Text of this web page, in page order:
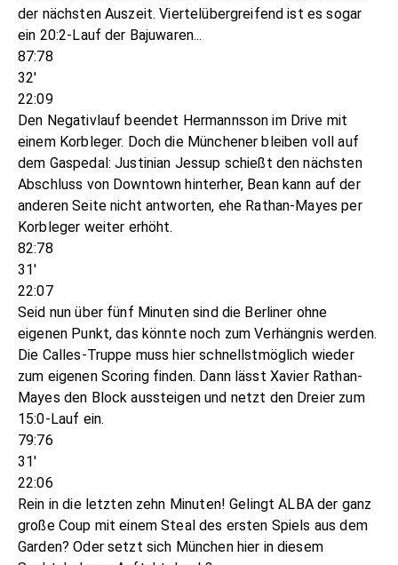
der nächsten Auszeit. Viertelübergreifend ist es sogar
ein 20:2-Lauf der Bajuwaren...
87:78
32'
22:09
Den Negativlauf beendet Hermannsson im Drive mit
einem Korbleger. Doch die Münchener bleiben voll auf
dem Gaspedal: Justinian Jessup schießt den nächsten
Abschluss von Downtown hinterher, Bean kann auf der
anderen Seite nicht antworten, ehe Rathan-Mayes per
Korbleger weiter erhöht.
82:78
31'
22:07
Seid nun über fünf Minuten sind die Berliner ohne
eigenen Punkt, das könnte noch zum Verhängnis werden.
Die Calles-Truppe muss hier schnellstmöglich wieder
zum eigenen Scoring finden. Dann lässt Xavier Rathan-
Mayes den Block aussteigen und netzt den Dreier zum
15:0-Lauf ein.
79:76
31'
22:06
Rein in die letzten zehn Minuten! Gelingt ALBA der ganz
große Coup mit einem Steal des ersten Spiels aus dem
Garden? Oder setzt sich München hier in diesem